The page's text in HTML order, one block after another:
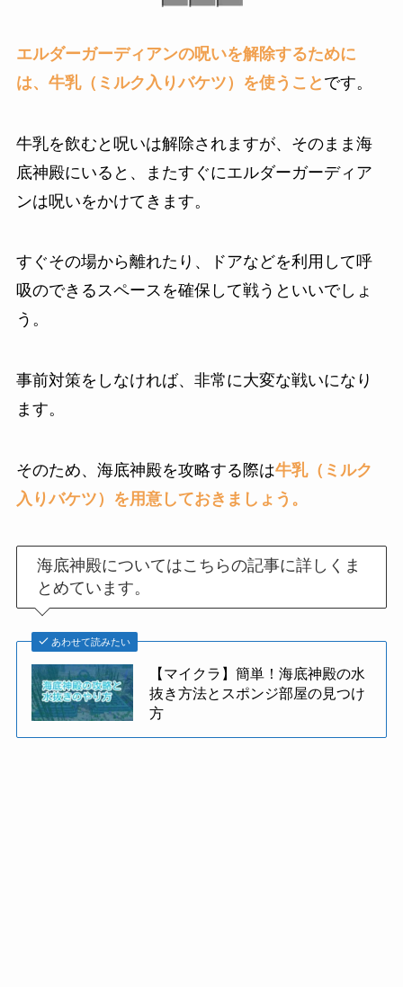
エルダーガーディアンの呪いを解除するために
は、牛乳（ミルク入りバケツ）を使うこと です。
牛乳を飲むと呪いは解除されますが、そのまま海
底神殿にいると、またすぐにエルダーガーディア
ンは呪いをかけてきます。
すぐその場から離れたり、ドアなどを利用して呼
吸のできるスペースを確保して戦うといいでしょ
う。
事前対策をしなければ、非常に大変な戦いになり
ます。
そのため、海底神殿を攻略する際は牛乳（ミルク
入りバケツ）を用意しておきましょう。
海底神殿についてはこちらの記事に詳しくま
とめています。
あわせて読みたい
【マイクラ】簡単！海底神殿の水
抜き方法とスポンジ部屋の見つけ
方